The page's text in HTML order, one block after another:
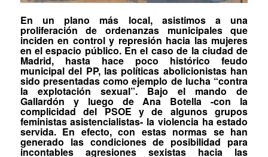
En un plano más local, asistimos a una
proliferación de ordenanzas municipales que
inciden en control y represión hacia las mujeres
en el espacio público. En el caso de la ciudad de
Madrid, hasta hace poco histórico feudo
municipal del PP, las políticas abolicionistas han
sido presentadas como ejemplo de lucha “contra
la explotación sexual”. Bajo el mando de
Gallardón y luego de Ana Botella -con la
complicidad del PSOE y de algunos grupos
feministas asistencialistas- la violencia ha estado
servida. En efecto, con estas normas se han
generado las condiciones de posibilidad para
incontables agresiones sexistas hacia las